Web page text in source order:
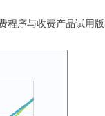
程序与收费产品试用